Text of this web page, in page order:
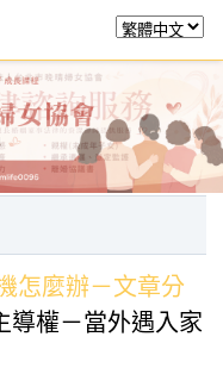
常服務 課程活動
怎麼辦－文章分
導權－當外遇入家